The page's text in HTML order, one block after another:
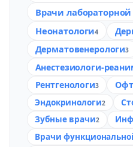
Врачи
Неонатологи4
Дерматовенерологи3
Анестезиологи-
Рентгенологи3
Эндокринологи2
Зубные врачи2
Врачи